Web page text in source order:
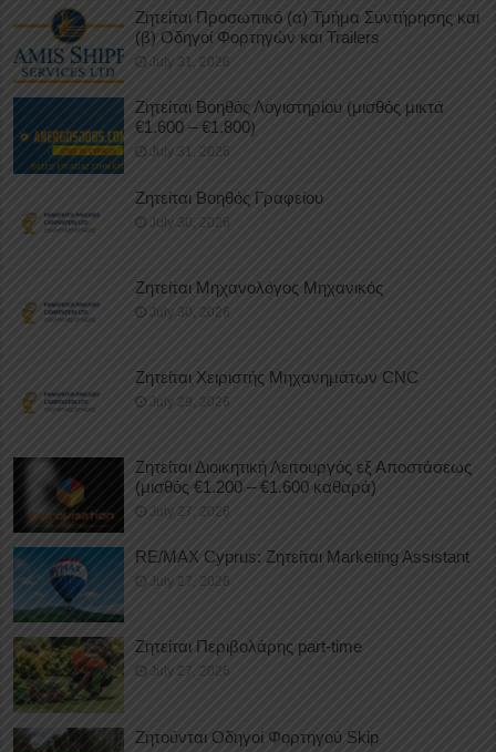
Ζητείται Προσωπικό (α) Τμήμα Συντήρησης και
(β) Οδηγοί Φορτηγών και Trailers
July 31, 2026
Ζητείται Βοηθός Λογιστηρίου (μισθός μικτά
€1.600 – €1.800)
July 31, 2026
Ζητείται Βοηθός Γραφείου
July 30, 2026
Ζητείται Μηχανολόγος Μηχανικός
July 30, 2026
Ζητείται Χειριστής Μηχανημάτων CNC
July 29, 2026
Ζητείται Διοικητική Λειτουργός εξ Αποστάσεως
(μισθός €1.200 – €1.600 καθαρά)
July 27, 2026
RE/MAX Cyprus: Ζητείται Marketing Assistant
July 27, 2026
Ζητείται Περιβολάρης part-time
July 27, 2026
Ζητούνται Οδηγοί Φορτηγού Skip